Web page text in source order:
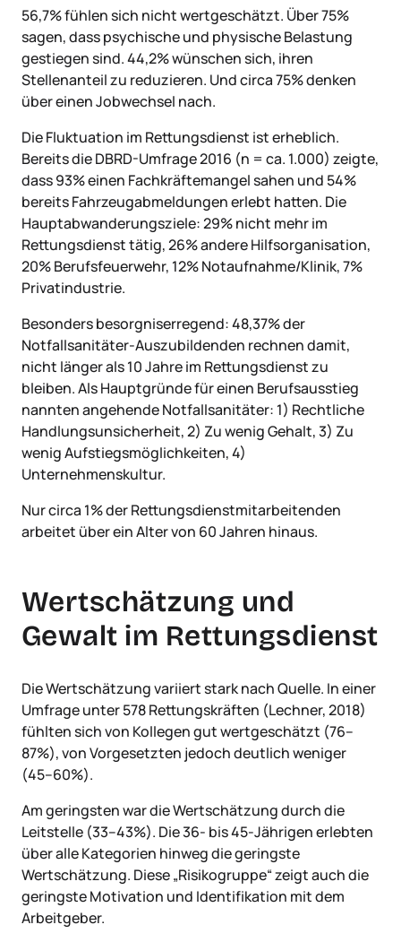
56,7% fühlen sich nicht wertgeschätzt. Über 75%
sagen, dass psychische und physische Belastung
gestiegen sind. 44,2% wünschen sich, ihren
Stellenanteil zu reduzieren. Und circa 75% denken
über einen Jobwechsel nach.
Die Fluktuation im Rettungsdienst ist erheblich.
Bereits die DBRD-Umfrage 2016 (n = ca. 1.000) zeigte,
dass 93% einen Fachkräftemangel sahen und 54%
bereits Fahrzeugabmeldungen erlebt hatten. Die
Hauptabwanderungsziele: 29% nicht mehr im
Rettungsdienst tätig, 26% andere Hilfsorganisation,
20% Berufsfeuerwehr, 12% Notaufnahme/Klinik, 7%
Privatindustrie.
Besonders besorgniserregend: 48,37% der
Notfallsanitäter-Auszubildenden rechnen damit,
nicht länger als 10 Jahre im Rettungsdienst zu
bleiben. Als Hauptgründe für einen Berufsausstieg
nannten angehende Notfallsanitäter: 1) Rechtliche
Handlungsunsicherheit, 2) Zu wenig Gehalt, 3) Zu
wenig Aufstiegsmöglichkeiten, 4)
Unternehmenskultur.
Nur circa 1% der Rettungsdienstmitarbeitenden
arbeitet über ein Alter von 60 Jahren hinaus.
Wertschätzung und
Gewalt im Rettungsdienst
Die Wertschätzung variiert stark nach Quelle. In einer
Umfrage unter 578 Rettungskräften (Lechner, 2018)
fühlten sich von Kollegen gut wertgeschätzt (76–
87%), von Vorgesetzten jedoch deutlich weniger
(45–60%).
Am geringsten war die Wertschätzung durch die
Leitstelle (33–43%). Die 36- bis 45-Jährigen erlebten
über alle Kategorien hinweg die geringste
Wertschätzung. Diese „Risikogruppe“ zeigt auch die
geringste Motivation und Identifikation mit dem
Arbeitgeber.